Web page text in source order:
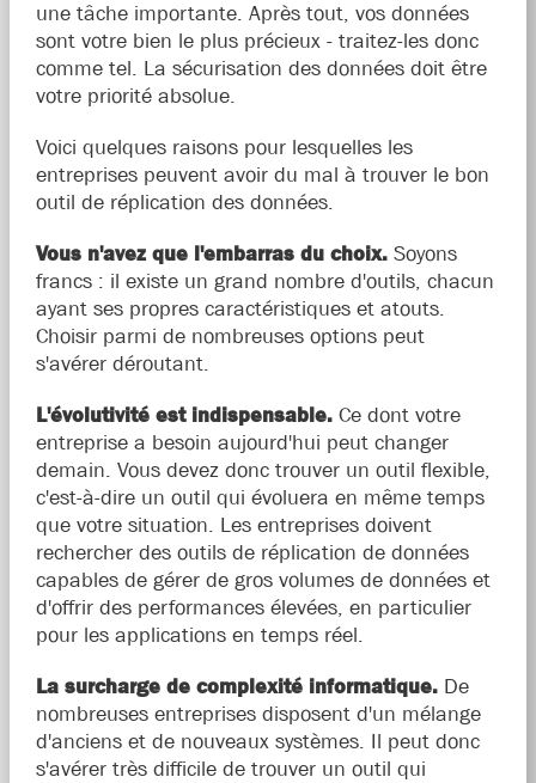
une tâche importante. Après tout, vos données
sont votre bien le plus précieux - traitez-les donc
comme tel. La sécurisation des données doit être
votre priorité absolue.
Voici quelques raisons pour lesquelles les
entreprises peuvent avoir du mal à trouver le bon
outil de réplication des données.
Vous n'avez que l'embarras du choix.Soyons
francs : il existe un grand nombre d'outils, chacun
ayant ses propres caractéristiques et atouts.
Choisir parmi de nombreuses options peut
s'avérer déroutant.
L'évolutivité est indispensable.Ce dont votre
entreprise a besoin aujourd'hui peut changer
demain. Vous devez donc trouver un outil flexible,
c'est-à-dire un outil qui évoluera en même temps
que votre situation. Les entreprises doivent
rechercher des outils de réplication de données
capables de gérer de gros volumes de données et
d'offrir des performances élevées, en particulier
pour les applications en temps réel.
La surcharge de complexité informatique.De
nombreuses entreprises disposent d'un mélange
d'anciens et de nouveaux systèmes. Il peut donc
s'avérer très difficile de trouver un outil qui